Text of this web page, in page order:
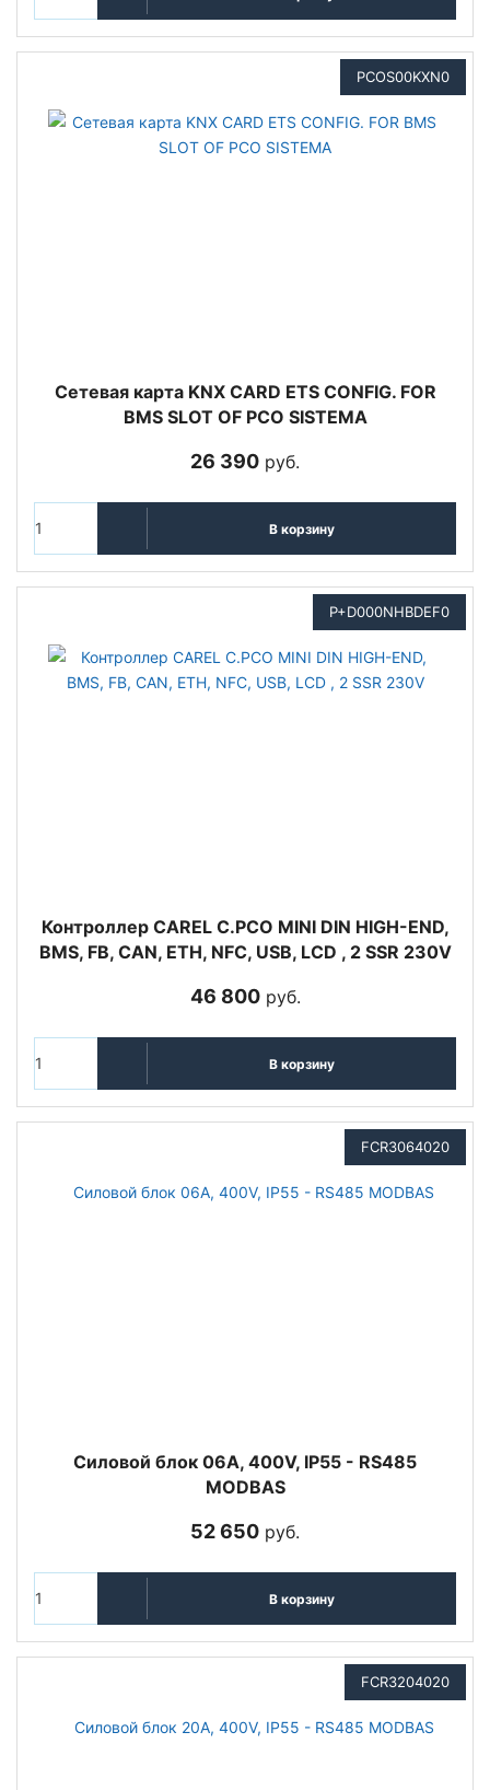
PCOS00KXN0
Сетевая карта KNX CARD ETS CONFIG. FOR
BMS SLOT OF PCO SISTEMA
26 390 руб.
В корзину
P+D000NHBDEF0
Контроллер CAREL C.PCO MINI DIN HIGH-END,
BMS, FB, CAN, ETH, NFC, USB, LCD , 2 SSR 230V
46 800руб.
В корзину
FCR3064020
Cиловой блок 06A, 400V, IP55 - RS485
MODBAS
52 650 руб.
В корзину
FCR3204020